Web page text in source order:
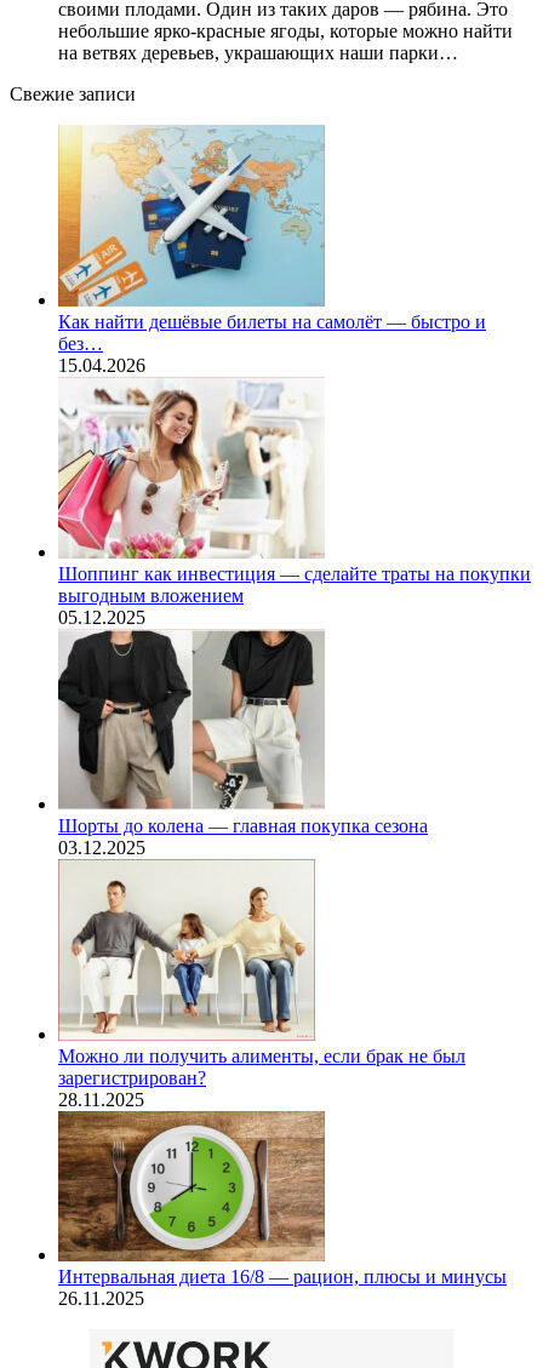
своими плодами. Один из таких даров — рябина. Это
небольшие ярко-красные ягоды, которые можно найти
на ветвях деревьев, украшающих наши парки…
Свежие записи
Как найти дешёвые билеты на самолёт — быстро и
без…
15.04.2026
Шоппинг как инвестиция — сделайте траты на покупки
выгодным вложением
05.12.2025
Шорты до колена — главная покупка сезона
03.12.2025
Можно ли получить алименты, если брак не был
зарегистрирован?
28.11.2025
Интервальная диета 16/8 — рацион, плюсы и минусы
26.11.2025